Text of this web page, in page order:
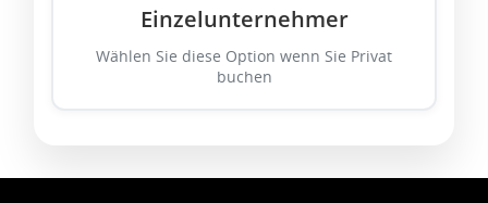
Einzelunternehmer
Wählen Sie diese Option wenn Sie Privat
buchen